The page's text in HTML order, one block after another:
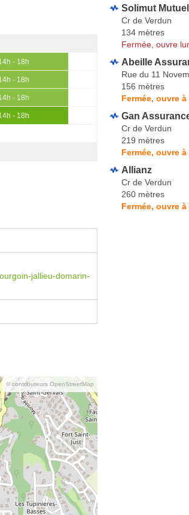
- 18h
- 18h
- 18h
- 18h
jallieu-domarin-
© contributeurs OpenStreetMap
Solimut
Cr de Verdun
134 mètres
Fermée, ouvre
Abeille
Rue du 11
156 mètres
Fermée, ouvre à
Gan
Cr de Verdun
219 mètres
Fermée, ouvre à
Allianz
Cr de Verdun
260 mètres
Fermée, ouvre à